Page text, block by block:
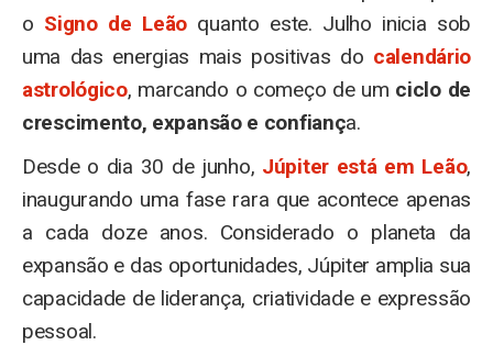
o Signo de Leãoquanto este. Julho inicia sob
uma das energias mais positivas do calendário
astrológico, marcando o começo de um ciclo de
crescimento, expansão e confiança.
Desde o dia 30 de junho, Júpiter está em Leão,
inaugurando uma fase rara que acontece apenas
a cada doze anos. Considerado o planeta da
expansão e das oportunidades, Júpiter amplia sua
capacidade de liderança, criatividade e expressão
pessoal.